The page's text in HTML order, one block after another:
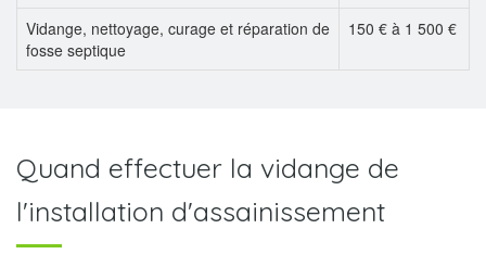
Vidange, nettoyage, curage et réparation de
fosse septique
150 € à 1 500 €
Quand effectuer la vidange de
l'installation d'assainissement